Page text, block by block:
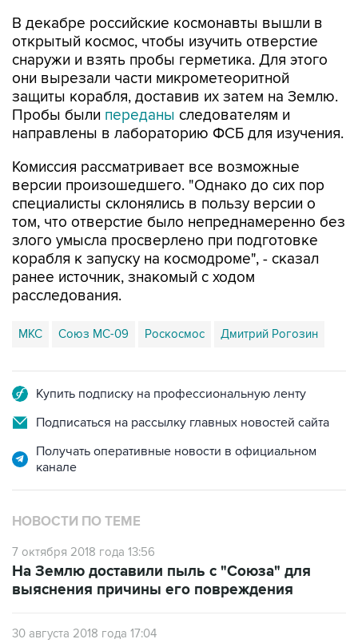
В декабре российские космонавты вышли в
открытый космос, чтобы изучить отверстие
снаружи и взять пробы герметика. Для этого
они вырезали части микрометеоритной
защиты корабля, доставив их затем на Землю.
Пробы были переданы следователям и
направлены в лабораторию ФСБ для изучения.
Комиссия рассматривает все возможные
версии произошедшего. "Однако до сих пор
специалисты склонялись в пользу версии о
том, что отверстие было непреднамеренно без
злого умысла просверлено при подготовке
корабля к запуску на космодроме", - сказал
ранее источник, знакомый с ходом
расследования.
МКС Союз МС-09 Роскосмос Дмитрий Рогозин
Купить подписку на профессиональную ленту
Подписаться на рассылку главных новостей сайта
Получать оперативные новости в официальном
канале
НОВОСТИ ПО ТЕМЕ
7 октября 2018 года 13:56
На Землю доставили пыль с "Союза" для
выяснения причины его повреждения
30 августа 2018 года 17:04